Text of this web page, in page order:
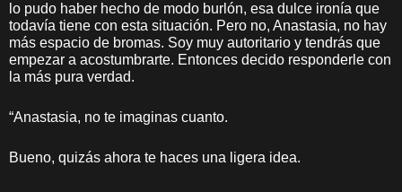
lo pudo haber hecho de modo burlón, esa dulce ironía que
todavía tiene con esta situación. Pero no, Anastasia, no hay
más espacio de bromas. Soy muy autoritario y tendrás que
empezar a acostumbrarte. Entonces decido responderle con
la más pura verdad.
“Anastasia, no te imaginas cuanto.
Bueno, quizás ahora te haces una ligera idea.